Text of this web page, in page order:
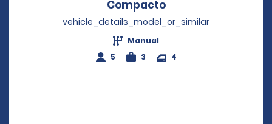
CompactoOpens in a new
vehicle_details_model_or_similar
Manual
5
3 4